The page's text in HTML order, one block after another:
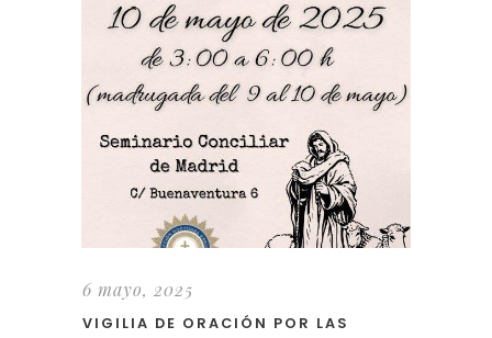
6 mayo, 2025
VIGILIA DE ORACIÓN POR LAS